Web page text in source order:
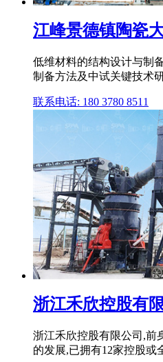
江峰景德镇陶瓷
低维材料的结构设计与制
制备方法及中试关键技术
联系电话: 180 3780 8511
浙江禾欣控股有
浙江禾欣控股有限公司,前
的发展,已拥有12家控股或